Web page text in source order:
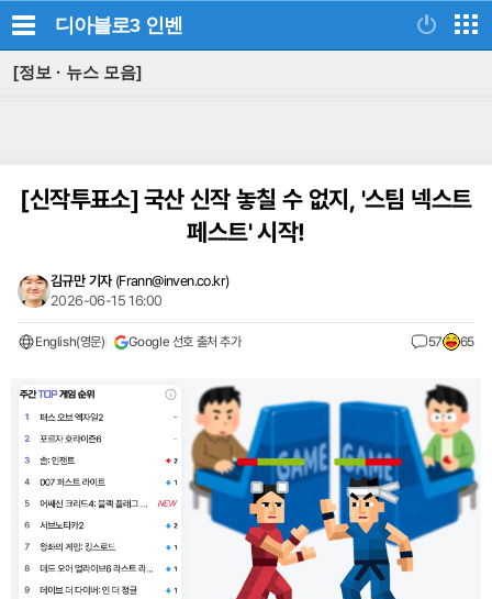
디아블로3 인벤
[정보 · 뉴스 모음]
[신작투표소]국산 신작 놓칠 수 없지, '스팀 넥스트
페스트' 시작!
김규만 기자 (Frann@inven.co.kr)
2026-06-15 16:00
English(영문) Google 선호 출처 추가 57 65